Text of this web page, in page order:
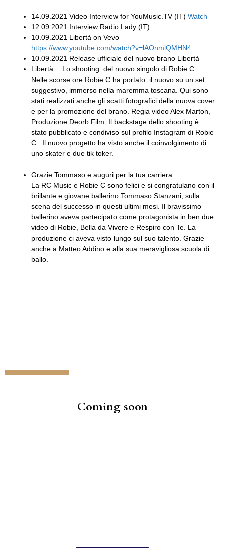
14.09.2021 Video Interview for YouMusic.TV (IT) Watch
12.09.2021 Interview Radio Lady (IT)
10.09.2021 Libertà on Vevo
https://www.youtube.com/watch?v=lAOnmlQMHN4
10.09.2021 Release ufficiale del nuovo brano Libertà
Libertà… Lo shooting del nuovo singolo di Robie C.
Nelle scorse ore Robie C ha portato il nuovo su un set
suggestivo, immerso nella maremma toscana. Qui sono
stati realizzati anche gli scatti fotografici della nuova cover
e per la promozione del brano. Regia video Alex Marton,
Produzione Deorb Film. Il backstage dello shooting è
stato pubblicato e condiviso sul profilo Instagram di Robie
C. Il nuovo progetto ha visto anche il coinvolgimento di
uno skater e due tik toker.
Grazie Tommaso e auguri per la tua carriera
La RC Music e Robie C sono felici e si congratulano con il
brillante e giovane ballerino Tommaso Stanzani, sulla
scena del successo in questi ultimi mesi. Il bravissimo
ballerino aveva partecipato come protagonista in ben due
video di Robie, Bella da Vivere e Respiro con Te. La
produzione ci aveva visto lungo sul suo talento. Grazie
anche a Matteo Addino e alla sua meravigliosa scuola di
ballo.
Coming soon